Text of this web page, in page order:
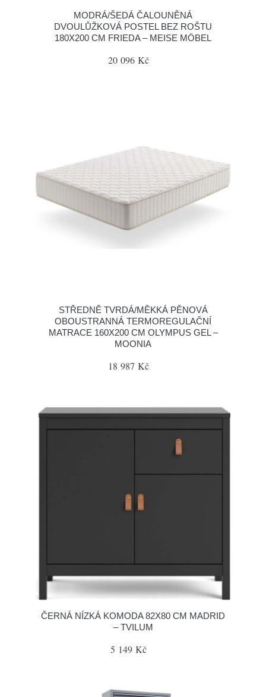
MODRÁ/ŠEDÁ ČALOUNĚNÁ
DVOULŮŽKOVÁ POSTEL BEZ ROŠTU
180X200 CM FRIEDA – MEISE MÖBEL
20 096 Kč
STŘEDNĚ TVRDÁ/MĚKKÁ PĚNOVÁ
OBOUSTRANNÁ TERMOREGULAČNÍ
MATRACE 160X200 CM OLYMPUS GEL –
MOONIA
18 987 Kč
ČERNÁ NÍZKÁ KOMODA 82X80 CM MADRID
– TVILUM
5 149 Kč